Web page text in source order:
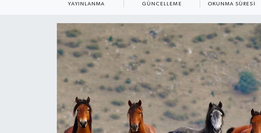
YAYINLANMA GÜNCELLEME OKUNMA SÜRESI
Dış Haberler
EKONOMİ